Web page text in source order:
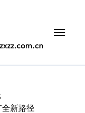
新路径